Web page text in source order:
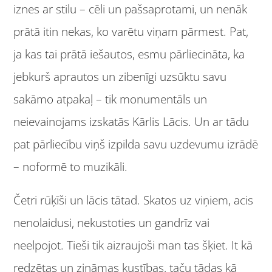
iznes ar stilu – cēli un pašsaprotami, un nenāk
prātā itin nekas, ko varētu viņam pārmest. Pat,
ja kas tai prātā iešautos, esmu pārliecināta, ka
jebkurš aprautos un zibenīgi uzsūktu savu
sakāmo atpakaļ – tik monumentāls un
neievainojams izskatās Kārlis Lācis. Un ar tādu
pat pārliecību viņš izpilda savu uzdevumu izrādē
– noformē to muzikāli.
Četri rūķīši un lācis tātad. Skatos uz viņiem, acis
nenolaidusi, nekustoties un gandrīz vai
neelpojot. Tieši tik aizraujoši man tas šķiet. It kā
redzētas un zināmas kustības, taču tādas kā